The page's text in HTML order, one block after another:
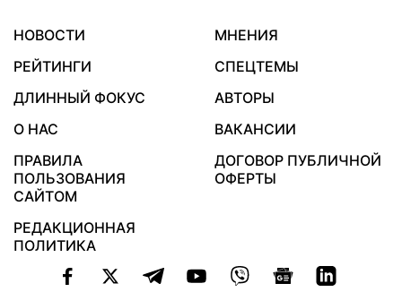
НОВОСТИ
МНЕНИЯ
РЕЙТИНГИ
СПЕЦТЕМЫ
ДЛИННЫЙ ФОКУС
АВТОРЫ
О НАС
ВАКАНСИИ
ПРАВИЛА
ПОЛЬЗОВАНИЯ
САЙТОМ
ДОГОВОР ПУБЛИЧНОЙ
ОФЕРТЫ
РЕДАКЦИОННАЯ
ПОЛИТИКА